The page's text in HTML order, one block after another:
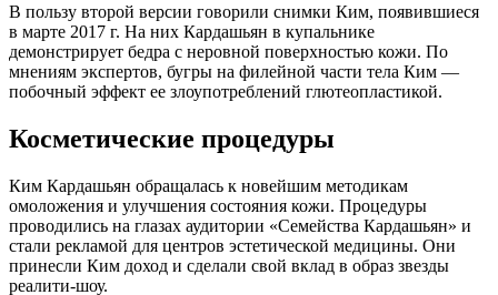
В пользу второй версии говорили снимки Ким, появившиеся
в марте 2017 г. На них Кардашьян в купальнике
демонстрирует бедра с неровной поверхностью кожи. По
мнениям экспертов, бугры на филейной части тела Ким —
побочный эффект ее злоупотреблений глютеопластикой.
Косметические процедуры
Ким Кардашьян обращалась к новейшим методикам
омоложения и улучшения состояния кожи. Процедуры
проводились на глазах аудитории «Семейства Кардашьян» и
стали рекламой для центров эстетической медицины. Они
принесли Ким доход и сделали свой вклад в образ звезды
реалити-шоу.